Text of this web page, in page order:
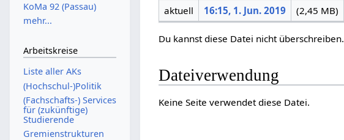
aktuell
16:15, 1. Jun. 2019 (2,45 MB)
Du kannst diese Datei nicht überschreiben.
Dateiverwendung
Keine Seite verwendet diese Datei.
KoMa 92 (Passau)
mehr...
Arbeitskreise
Liste aller AKs
(Hochschul-)Politik
(Fachschafts-) Services
für (zukünftige)
Studierende
Gremienstrukturen